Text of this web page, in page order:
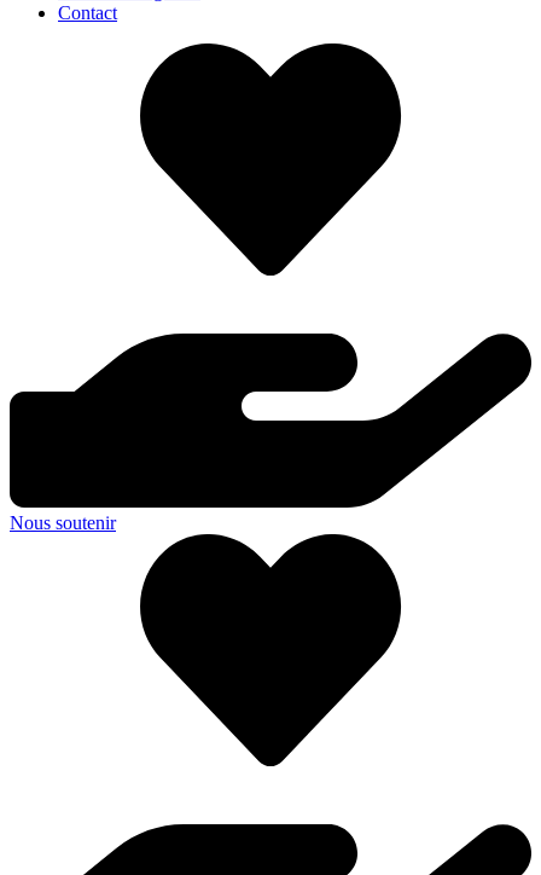
Contact
Nous soutenir